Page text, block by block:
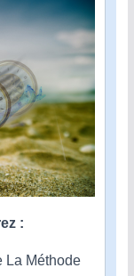
:
La Méthode